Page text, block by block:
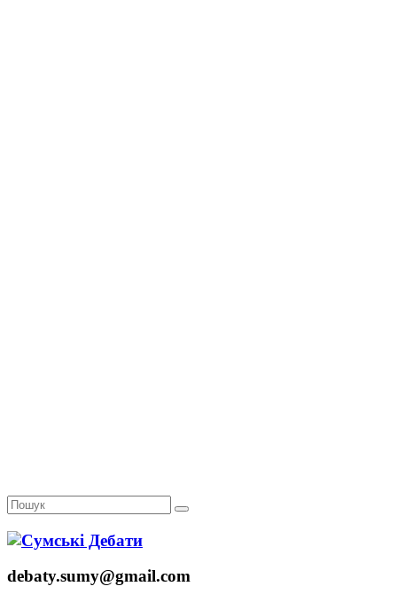
debaty.sumy@gmail.com